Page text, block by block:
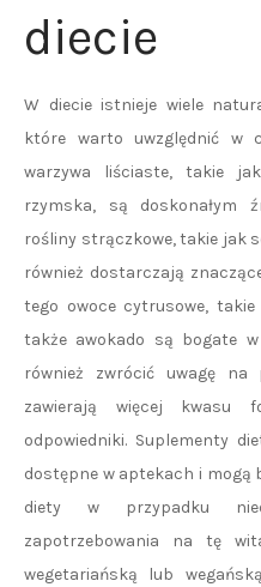
diecie
W diecie istnieje wiele
które warto uwzględnić w
warzywa liściaste, takie
rzymska, są doskonałym
rośliny strączkowe, takie jak
również dostarczają
tego owoce cytrusowe,
także awokado są bogate
również zwrócić uwagę na
zawierają więcej kwasu
odpowiedniki. Suplementy
dostępne w aptekach i mogą
diety w przypadku
zapotrzebowania na tę
wegetariańską lub